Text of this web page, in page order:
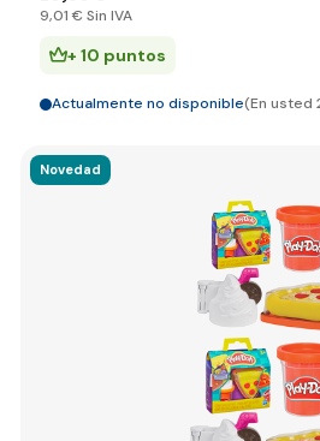
9,01 € Sin IVA
+ 10 puntos
Actualmente no disponible(En usted
Novedad